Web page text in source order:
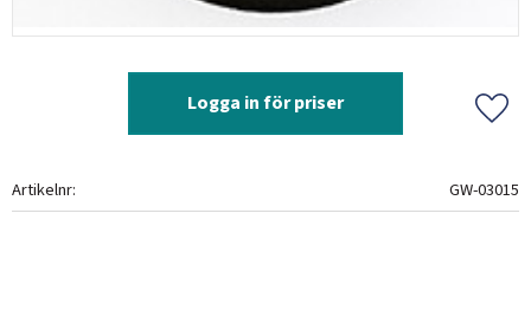
Logga in för priser
Artikelnr GW-03015